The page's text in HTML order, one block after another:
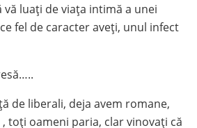
vă luați de viața intimă a unei
fel de caracter aveți, unul infect
de liberali, deja avem romane,
toți oameni paria, clar vinovați că